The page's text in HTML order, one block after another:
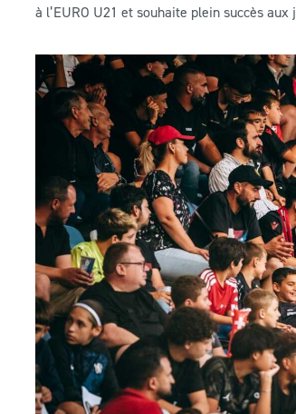
à l’EURO U21 et souhaite plein succès